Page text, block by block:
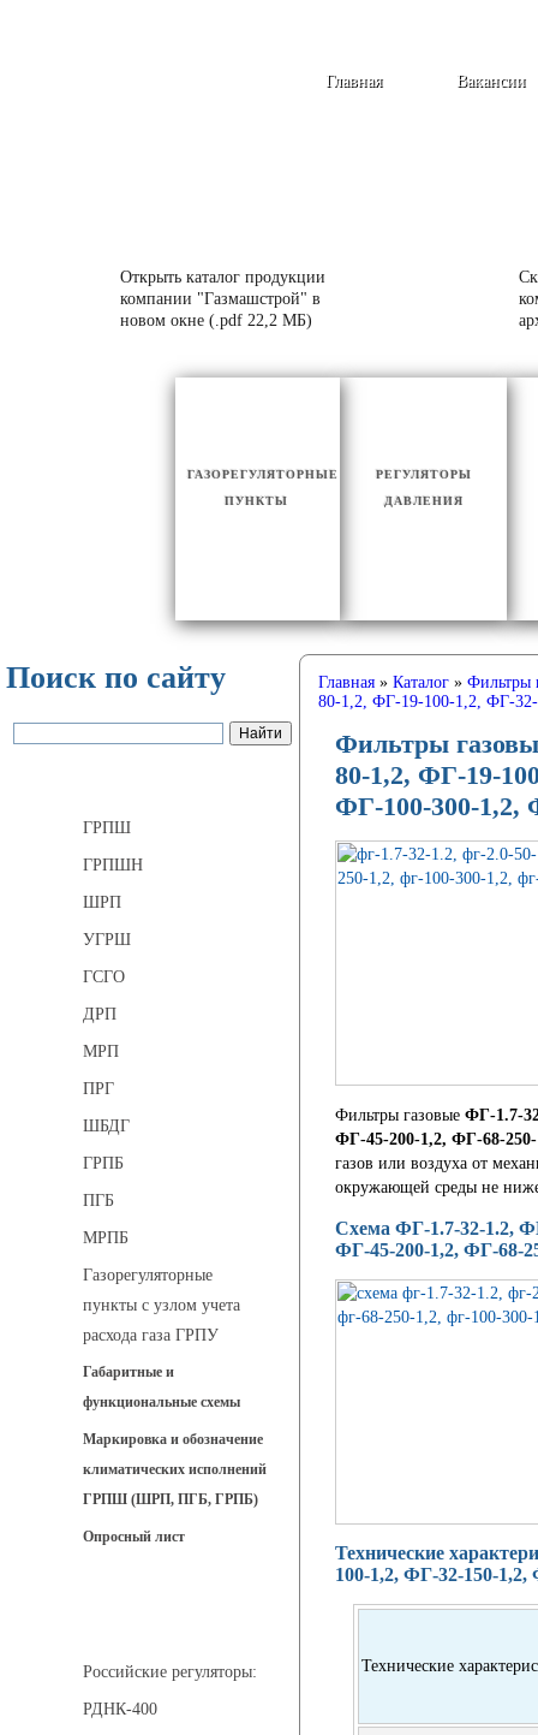
Вакансии
Главная
Открыть каталог продукции
компании "Газмашстрой" в
новом окне (.pdf 22,2 МБ)
РЕГУЛЯТОРЫ
ДАВЛЕНИЯ
ГАЗОРЕГУЛЯТОРНЫЕ
ПУНКТЫ
Поиск по сайту
ГРПШ
ГРПШН
ШРП
УГРШ
ГСГО
ДРП
МРП
ПРГ
ШБДГ
ГРПБ
ПГБ
МРПБ
Газорегуляторные
пункты с узлом учета
расхода газа ГРПУ
Габаритные и
функциональные схемы
Маркировка и обозначение
климатических исполнений
ГРПШ (ШРП, ПГБ, ГРПБ)
Опросный лист
Российские регуляторы:
РДНК-400
Главная» Каталог» Фильтры
80-1,2, ФГ-19-100-1,2, ФГ-
Фильтры
80-1,2, ФГ-19-
ФГ-100-300-1,2,
Фильтры газовые ФГ-1.7-
ФГ-45-200-1,2, ФГ-68-
газов или воздуха от
окружающей среды не
Схема ФГ-1.7-32-1.2,
ФГ-45-200-1,2, ФГ-68-
Технические
100-1,2, ФГ-32-150-
Технические